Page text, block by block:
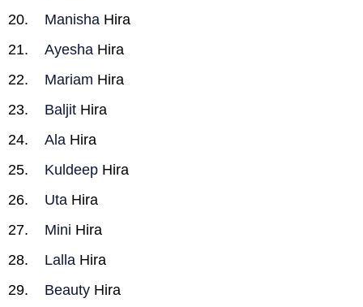
Manisha Hira
Ayesha Hira
Mariam Hira
Baljit Hira
Ala Hira
Kuldeep Hira
Uta Hira
Mini Hira
Lalla Hira
Beauty Hira